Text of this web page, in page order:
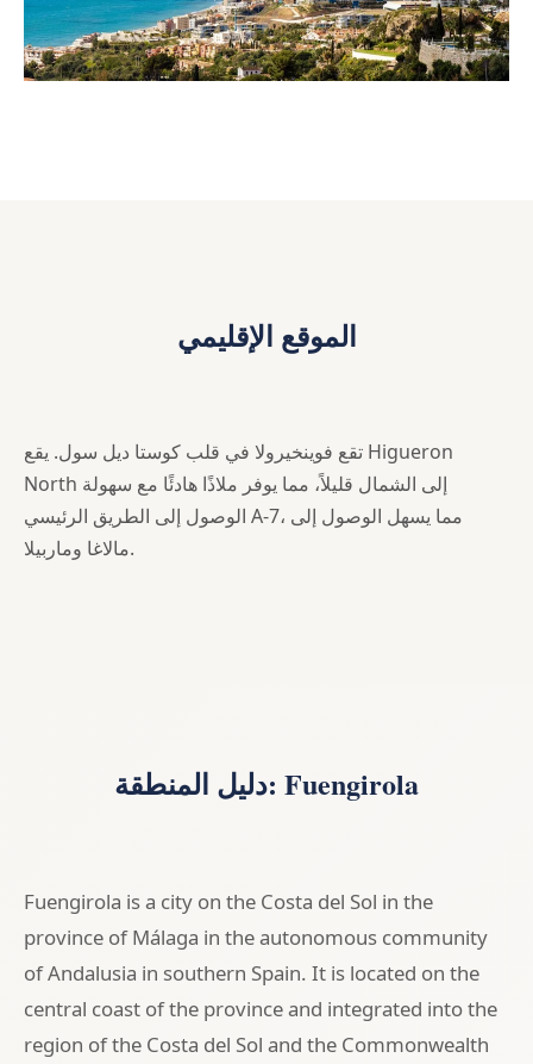
الموقع الإقليمي
تقع فوينخيرولا في قلب كوستا ديل سول. يقع Higueron
North إلى الشمال قليلاً، مما يوفر ملاذًا هادئًا مع سهولة
الوصول إلى الطريق الرئيسي A-7، مما يسهل الوصول إلى
مالاغا وماربيلا.
دليل المنطقة: Fuengirola
Fuengirola is a city on the Costa del Sol in the
province of Málaga in the autonomous community
of Andalusia in southern Spain. It is located on the
central coast of the province and integrated into the
region of the Costa del Sol and the Commonwealth